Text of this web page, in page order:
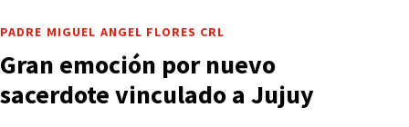
PADRE MIGUEL ANGEL FLORES CRL
Gran emoción por nuevo
sacerdote vinculado a Jujuy